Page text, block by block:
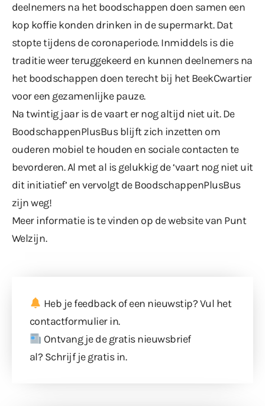
deelnemers na het boodschappen doen samen een
kop koffie konden drinken in de supermarkt. Dat
stopte tijdens de coronaperiode. Inmiddels is die
traditie weer teruggekeerd en kunnen deelnemers na
het boodschappen doen terecht bij het BeekCwartier
voor een gezamenlijke pauze.
Na twintig jaar is de vaart er nog altijd niet uit. De
BoodschappenPlusBus blijft zich inzetten om
ouderen mobiel te houden en sociale contacten te
bevorderen. Al met al is gelukkig de ‘vaart nog niet uit
dit initiatief’ en vervolgt de BoodschappenPlusBus
zijn weg!
Meer informatie is te vinden op de website van Punt
Welzijn.
Heb je feedback of een nieuwstip? Vul het
contactformulierin.
Ontvang je de gratis nieuwsbrief
al? Schrijf je gratis in.